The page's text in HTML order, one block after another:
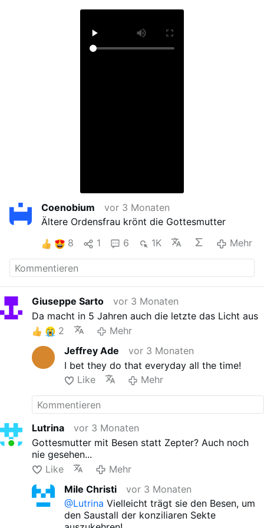
Coenobium
vor 3 Monaten
Ältere Ordensfrau krönt die Gottesmutter
8
1 6 1K Mehr
Giuseppe Sarto
vor 3 Monaten
Da macht in 5 Jahren auch die letzte das Licht aus
2
Mehr
Jeffrey Ade
vor 3 Monaten
I bet they do that everyday all the time!
Like
Mehr
Lutrina
vor 3 Monaten
Gottesmutter mit Besen statt Zepter? Auch noch
nie gesehen...
Like
Mehr
Mile Christi
vor 3 Monaten
@Lutrina Vielleicht trägt sie den Besen, um
den Saustall der konziliaren Sekte